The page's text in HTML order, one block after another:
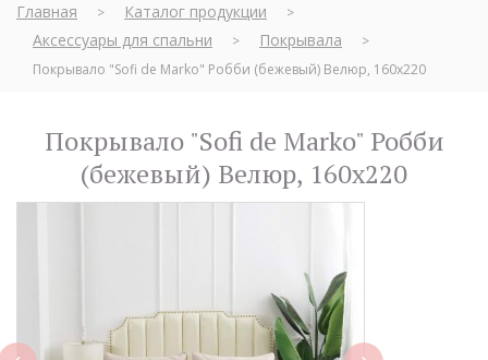
Главная > Каталог продукции >
Аксессуары для спальни > Покрывала
>
Покрывало "Sofi de Marko" Робби (бежевый) Велюр, 160х220
Покрывало "Sofi de Marko" Робби
(бежевый) Велюр, 160х220
next